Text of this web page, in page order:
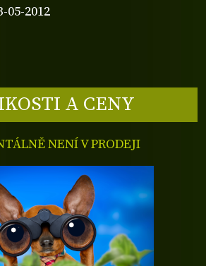
05-2012
A CENY
NENÍ V PRODEJI